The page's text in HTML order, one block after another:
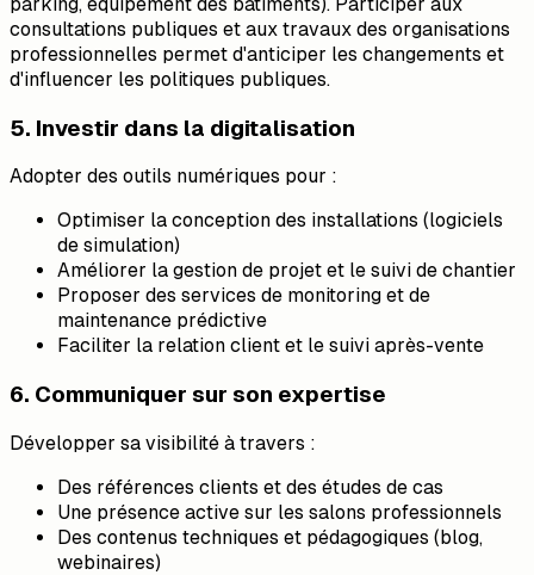
consultations publiques et aux travaux des organisations
professionnelles permet d'anticiper les changements et
d'influencer les politiques publiques.
5. Investir dans la digitalisation
Adopter des outils numériques pour :
Optimiser la conception des installations (logiciels
de simulation)
Améliorer la gestion de projet et le suivi de chantier
Proposer des services de monitoring et de
maintenance prédictive
Faciliter la relation client et le suivi après-vente
6. Communiquer sur son expertise
Développer sa visibilité à travers :
Des références clients et des études de cas
Une présence active sur les salons professionnels
Des contenus techniques et pédagogiques (blog,
webinaires)